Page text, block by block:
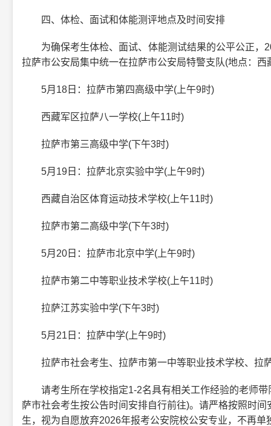
四、体检、面试和体能测评地点及时间安排
为确保考生体检、面试、体能测试结果的公平公正，
拉萨市公安局集中统一在拉萨市公安局特警支队(地点：
5月18日：拉萨市第四高级中学(上午9时)
西藏军区拉萨八一学校(上午11时)
拉萨市第三高级中学(下午3时)
5月19日：拉萨北京实验中学(上午9时)
西藏自治区体育运动技术学校(上午11时)
拉萨市第二高级中学(下午3时)
5月20日：拉萨市北京中学(上午9时)
拉萨市第二中等职业技术学校(上午11时)
拉萨江苏实验中学(下午3时)
5月21日：拉萨中学(上午9时)
拉萨市社会考生、拉萨市第一中等职业技术学校、拉
请考生所在学校指定1-2名具有相关工作经验的老师带
萨市社会考生按公告时间安排自行前往)。请严格按照时
生，视为自愿放弃2026年报考公安院校公安专业，不再